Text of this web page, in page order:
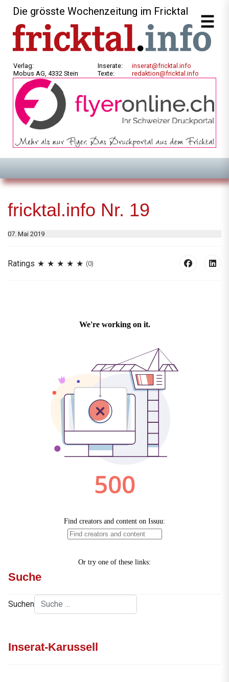
Die grösste Wochenzeitung im Fricktal
Verlag:
Mobus AG, 4332 Stein
Inserate:
Texte:
inserat@fricktal.info
redaktion@fricktal.info
fricktal.info Nr. 19
07. Mai 2019
Ratings (0)
Suche
Suchen
Inserat-Karussell